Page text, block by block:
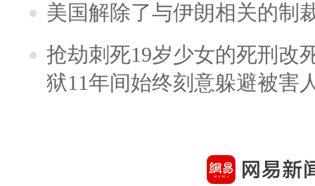
美国解除了与伊朗相关的制
抢劫刺死19岁少女的死刑改
狱11年间始终刻意躲避被害